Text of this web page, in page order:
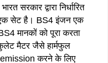
सरकार द्वारा निर्धारित
सेट है। BS4 इंजन एक
मानकों को पूरा करता
मैटर जैसे हार्मफुल
करने के लिए